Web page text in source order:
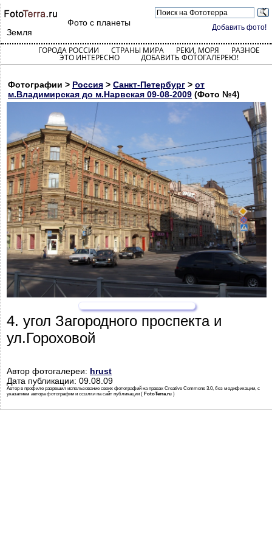
Добавить фото!
Фото с планеты
Земля
ГОРОДА РОССИИ СТРАНЫ МИРА РЕКИ, МОРЯ РАЗНОЕ
ЭТО ИНТЕРЕСНО ДОБАВИТЬ ФОТОГАЛЕРЕЮ!
Фотографии > Россия > Санкт-Петербург > от
м.Владимирская до м.Нарвская 09-08-2009 (Фото №4)
4. угол Загородного проспекта и
ул.Гороховой
Автор фотогалереи: hrust
Дата публикации: 09.08.09
Автор в профиле разрешил использование своих фотографий на правах Creative Commons 3.0, без модификации, с
указанием автора фотографии и ссылки на сайт публикации ( FotoTerra.ru )